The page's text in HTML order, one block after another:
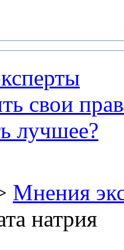
свои
лучшее?
Мнения
натрия